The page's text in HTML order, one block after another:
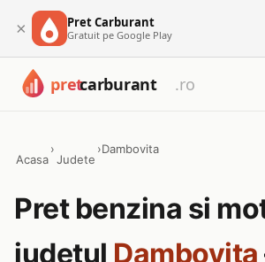
× Pret Carburant
Gratuit pe Google Play
Acasa
›
Judete
›Dambovita
Pret benzina si
judetul Dambovita